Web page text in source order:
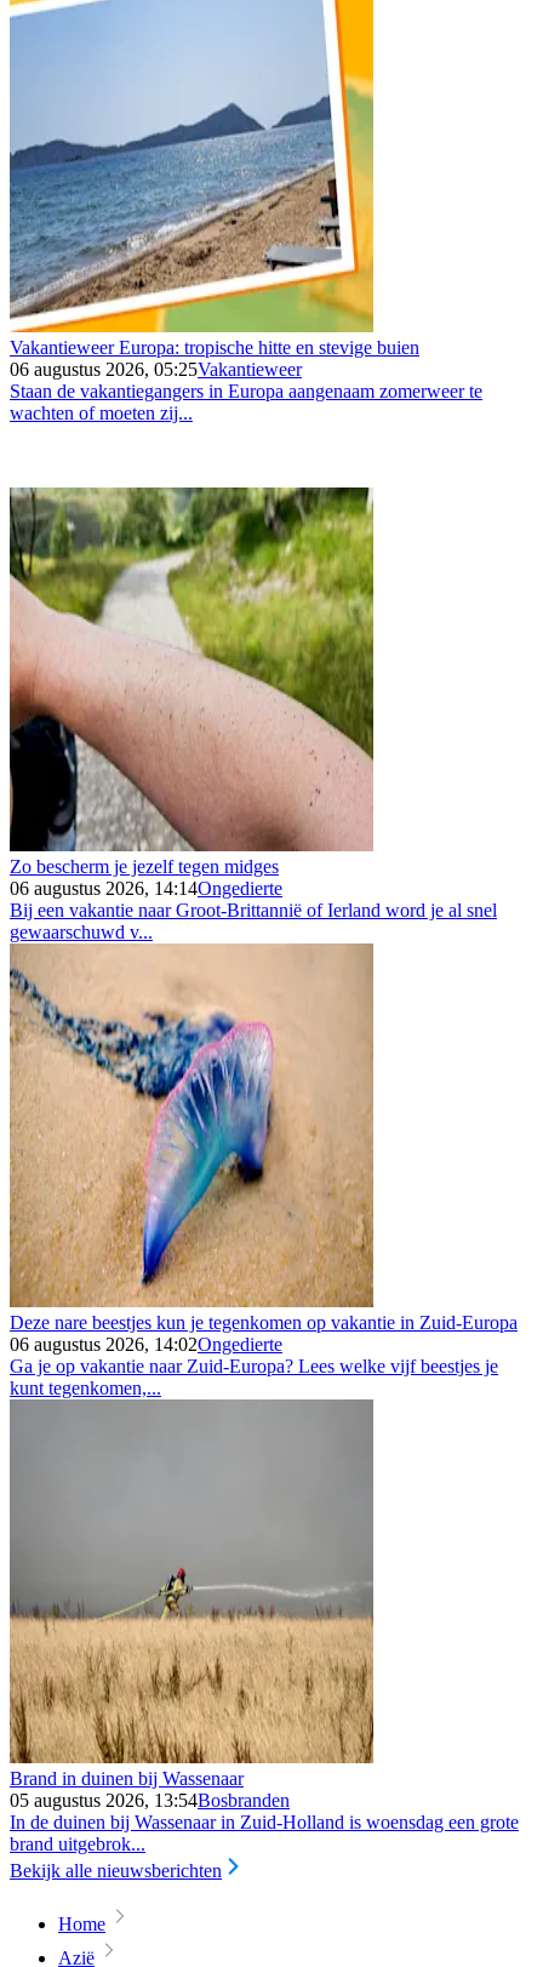
Vakantieweer Europa: tropische hitte en stevige buien
06 augustus 2026, 05:25Vakantieweer
Staan de vakantiegangers in Europa aangenaam zomerweer te
wachten of moeten zij...
Zo bescherm je jezelf tegen midges
06 augustus 2026, 14:14Ongedierte
Bij een vakantie naar Groot-Brittannië of Ierland word je al snel
gewaarschuwd v...
Deze nare beestjes kun je tegenkomen op vakantie in Zuid-Europa
06 augustus 2026, 14:02Ongedierte
Ga je op vakantie naar Zuid-Europa? Lees welke vijf beestjes je
kunt tegenkomen,...
Brand in duinen bij Wassenaar
05 augustus 2026, 13:54Bosbranden
In de duinen bij Wassenaar in Zuid-Holland is woensdag een grote
brand uitgebrok...
Bekijk alle nieuwsberichten
Home
Azië